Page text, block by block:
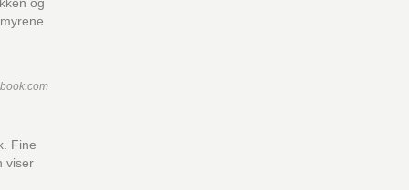
Fine
viser